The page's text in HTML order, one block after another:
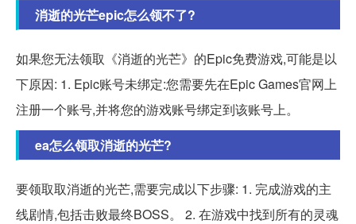
消逝的光芒epic怎么领不了?
如果您无法领取《消逝的光芒》的Epic免费游戏,可能是以
下原因: 1. Epic账号未绑定:您需要先在Epic Games官网上
注册一个账号,并将您的游戏账号绑定到该账号上。
ea怎么领取消逝的光芒?
要领取取消逝的光芒,需要完成以下步骤: 1. 完成游戏的主
线剧情,包括击败最终BOSS。 2. 在游戏中找到所有的灵魂